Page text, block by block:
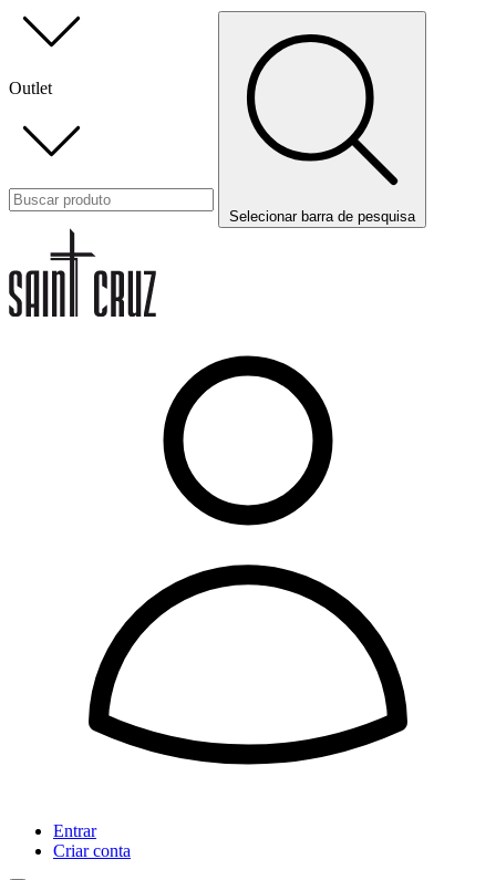
Outlet
Selecionar barra de pesquisa
Entrar
Criar conta